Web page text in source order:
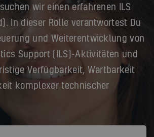
wir einen erfahrenen ILS
In dieser Rolle verantwortest Du
und Weiterentwicklung von
Support (ILS)-Aktivitäten und
Verfügbarkeit, Wartbarkeit
komplexer technischer